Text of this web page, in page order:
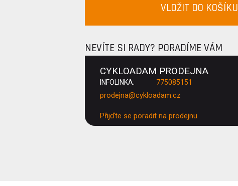
VLOŽIT DO KOŠÍKU
NEVÍTE SI RADY? PORADÍME VÁM
CYKLOADAM PRODEJNA
INFOLINKA: 775085151
prodejna@cykloadam.cz
Přijďte se poradit na prodejnu